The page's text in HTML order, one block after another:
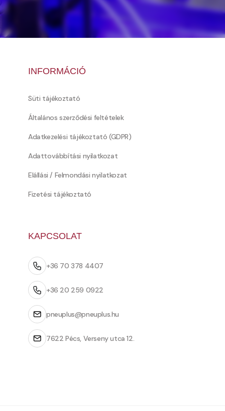
INFORMÁCIÓ
Süti tájékoztató
Általános szerződési feltételek
Adatkezelési tájékoztató (GDPR)
Adattovábbítási nyilatkozat
Elállási / Felmondási nyilatkozat
Fizetési tájékoztató
KAPCSOLAT
+36 70 378 4407
+36 20 259 0922
pneuplus@pneuplus.hu
7622 Pécs, Verseny utca 12.